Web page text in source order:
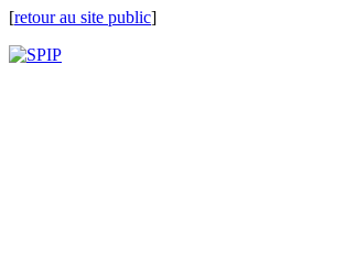
[retour au site public]